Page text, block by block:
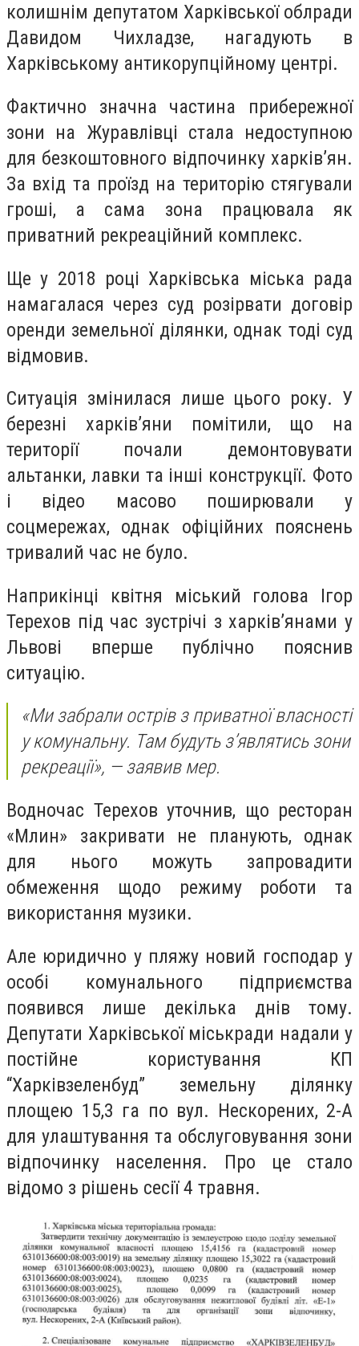
колишнім депутатом Харківської облради
Давидом Чихладзе, нагадують в
Харківському антикорупційному центрі.
Фактично значна частина прибережної
зони на Журавлівці стала недоступною
для безкоштовного відпочинку харків’ян.
За вхід та проїзд на територію стягували
гроші, а сама зона працювала як
приватний рекреаційний комплекс.
Ще у 2018 році Харківська міська рада
намагалася через суд розірвати договір
оренди земельної ділянки, однак тоді суд
відмовив.
Ситуація змінилася лише цього року. У
березні харків’яни помітили, що на
території почали демонтовувати
альтанки, лавки та інші конструкції. Фото
і відео масово поширювали у
соцмережах, однак офіційних пояснень
тривалий час не було.
Наприкінці квітня міський голова Ігор
Терехов під час зустрічі з харків’янами у
Львові вперше публічно пояснив
ситуацію.
«Ми забрали острів з приватної власності
у комунальну. Там будуть з’являтись зони
рекреації», — заявив мер.
Водночас Терехов уточнив, що ресторан
«Млин» закривати не планують, однак
для нього можуть запровадити
обмеження щодо режиму роботи та
використання музики.
Але юридично у пляжу новий господар у
особі комунального підприємства
появився лише декілька днів тому.
Депутати Харківської міськради надали у
постійне користування КП
“Харківзеленбуд” земельну ділянку
площею 15,3 га по вул. Нескорених, 2-А
для улаштування та обслуговування зони
відпочинку населення. Про це стало
відомо з рішень сесії 4 травня.